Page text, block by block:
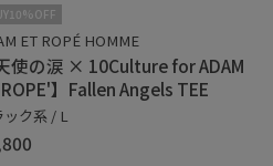
ET ROPÉ HOMME
使の涙 × 10Culture for ADAM
】Fallen Angels TEE
ック系 / L